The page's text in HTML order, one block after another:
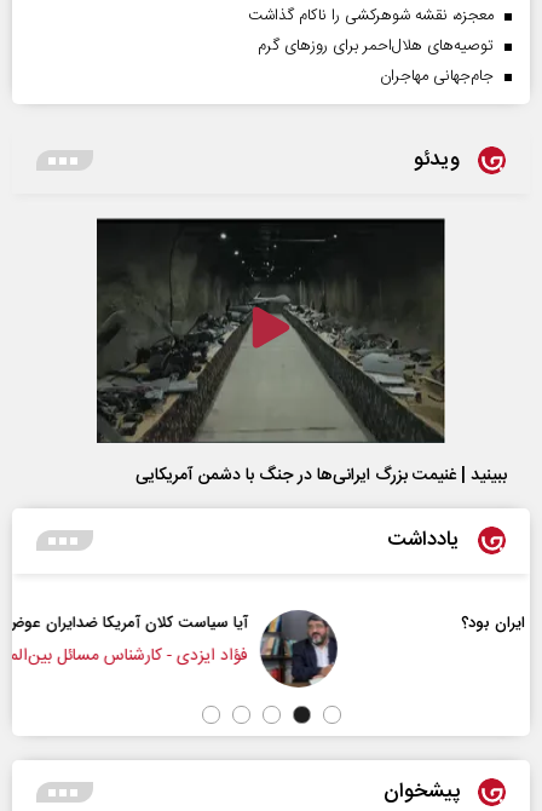
معجزه، نقشه شوهرکشی را ناکام گذاشت
توصیه‌های هلال‌احمر برای روز‌های گرم
جام‌جهانی مهاجران
ویدئو
ببینید | غنیمت بزرگ ایرانی‌ها در جنگ با دشمن آمریکایی
یادداشت
آیا سیاست کلان آمریکا ضدایران عوض شده است؟
فؤاد ایزدی - کارشناس مسائل بین‌الملل
پیشخوان